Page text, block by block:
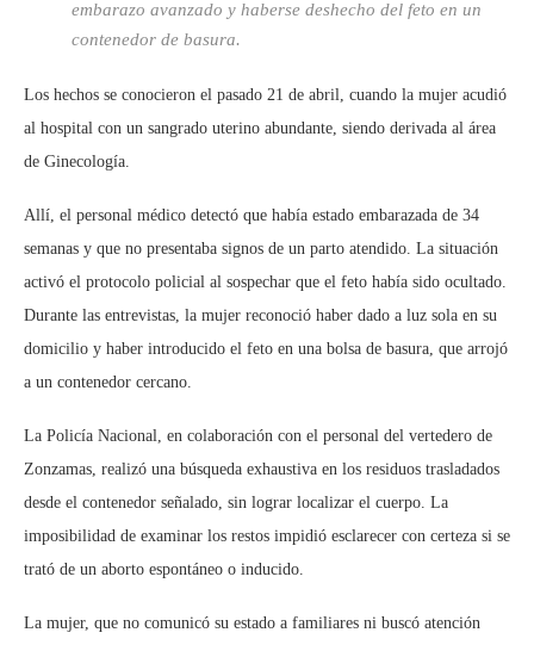
embarazo avanzado y haberse deshecho del feto en un
contenedor de basura.
Los hechos se conocieron el pasado 21 de abril, cuando la mujer acudió
al hospital con un sangrado uterino abundante, siendo derivada al área
de Ginecología.
Allí, el personal médico detectó que había estado embarazada de 34
semanas y que no presentaba signos de un parto atendido. La situación
activó el protocolo policial al sospechar que el feto había sido ocultado.
Durante las entrevistas, la mujer reconoció haber dado a luz sola en su
domicilio y haber introducido el feto en una bolsa de basura, que arrojó
a un contenedor cercano.
La Policía Nacional, en colaboración con el personal del vertedero de
Zonzamas, realizó una búsqueda exhaustiva en los residuos trasladados
desde el contenedor señalado, sin lograr localizar el cuerpo. La
imposibilidad de examinar los restos impidió esclarecer con certeza si se
trató de un aborto espontáneo o inducido.
La mujer, que no comunicó su estado a familiares ni buscó atención